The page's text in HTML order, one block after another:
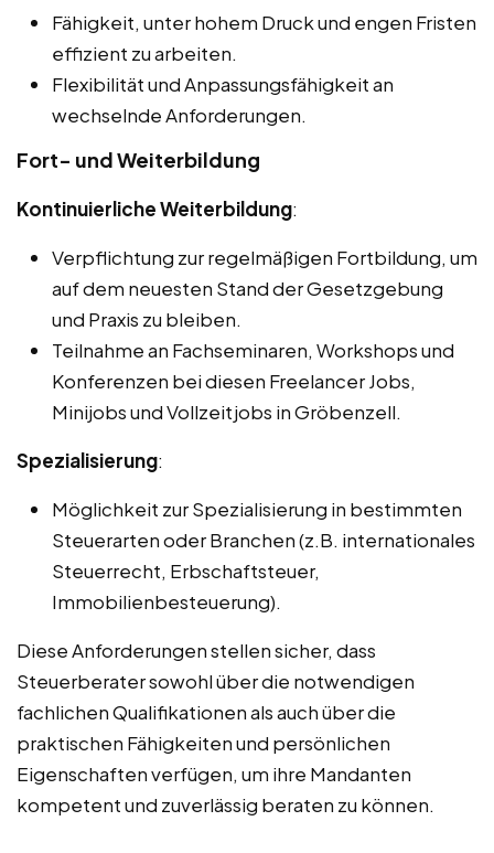
Fähigkeit, unter hohem Druck und engen Fristen
effizient zu arbeiten.
Flexibilität und Anpassungsfähigkeit an
wechselnde Anforderungen.
Fort- und Weiterbildung
Kontinuierliche Weiterbildung:
Verpflichtung zur regelmäßigen Fortbildung, um
auf dem neuesten Stand der Gesetzgebung
und Praxis zu bleiben.
Teilnahme an Fachseminaren, Workshops und
Konferenzen bei diesen Freelancer Jobs,
Minijobs und Vollzeitjobs in Gröbenzell.
Spezialisierung:
Möglichkeit zur Spezialisierung in bestimmten
Steuerarten oder Branchen (z.B. internationales
Steuerrecht, Erbschaftsteuer,
Immobilienbesteuerung).
Diese Anforderungen stellen sicher, dass
Steuerberater sowohl über die notwendigen
fachlichen Qualifikationen als auch über die
praktischen Fähigkeiten und persönlichen
Eigenschaften verfügen, um ihre Mandanten
kompetent und zuverlässig beraten zu können.